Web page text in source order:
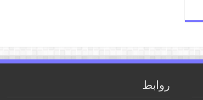
روابط